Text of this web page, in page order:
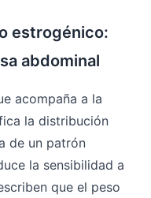
estrogénico:
abdominal
acompaña a la
la distribución
de un patrón
la sensibilidad a
que el peso